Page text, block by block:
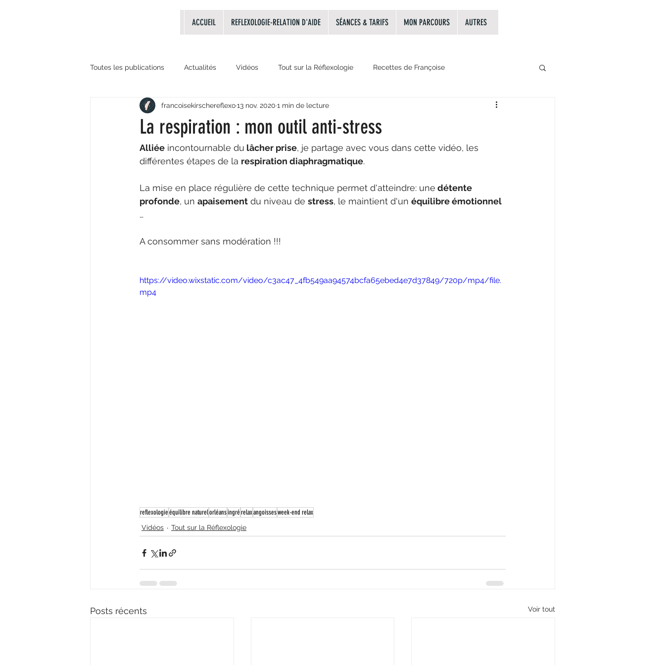
ACCUEIL REFLEXOLOGIE-RELATION D'AIDE SÉANCES & TARIFS MON PARCOURS AUTRES
Toutes les publications Actualités Vidéos Tout sur la Réflexologie Recettes de Françoise
Evènements passés livres La relation d'aide Audio les 5 éléments en MTC
La respiration : mon outil anti-stress
francoisekirschereflexo13 nov. 2020 1 min de lecture
Alliée incontournable du lâcher prise, je partage avec vous dans cette vidéo, les
différentes étapes de la respiration diaphragmatique.
La mise en place régulière de cette technique permet d'atteindre: une détente
profonde, un apaisement du niveau de stress, le maintient d'un équilibre émotionnel
…
A consommer sans modération !!!
https://video.wixstatic.com/video/c3ac47_4fb549aa94574bcfa65ebed4e7d37849/720p/mp4/file.
mp4
reflexologieéquilibre naturelorléansingrérelaxangoissesweek-end relax
Vidéos Tout sur la Réflexologie
Posts récents Voir tout